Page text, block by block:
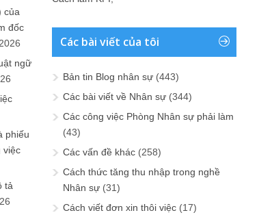
của
đốc
ngữ
phiếu
việc
tả
Các bài viết của tôi
Bản tin Blog nhân sự (443)
Các bài viết về Nhân sự (344)
Các công việc Phòng Nhân sự phải làm
(43)
Các vấn đề khác (258)
Cách thức tăng thu nhập trong nghề
Nhân sự (31)
Cách viết đơn xin thôi việc (17)